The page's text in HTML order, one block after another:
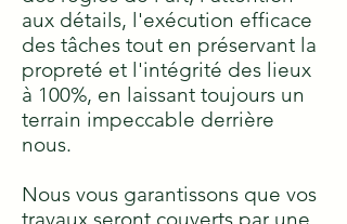
aux détails, l'exécution efficace
des tâches tout en préservant la
propreté et l'intégrité des lieux
à 100%, en laissant toujours un
terrain impeccable derrière
nous.
Nous vous garantissons que vos
travaux seront couverts par une